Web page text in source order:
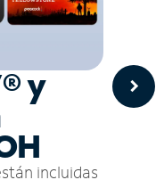
y
incluidas